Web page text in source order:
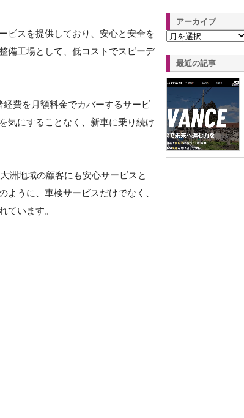
ビスを提供しており、安心と安全を
備工場として、低コストでスピーデ
費を月額料金でカバーするサービ
気にすることなく、新車に乗り続け
洲地域の顧客にも安心サービスと
うに、車検サービスだけでなく、
ています。
アーカイブ
最近の記事